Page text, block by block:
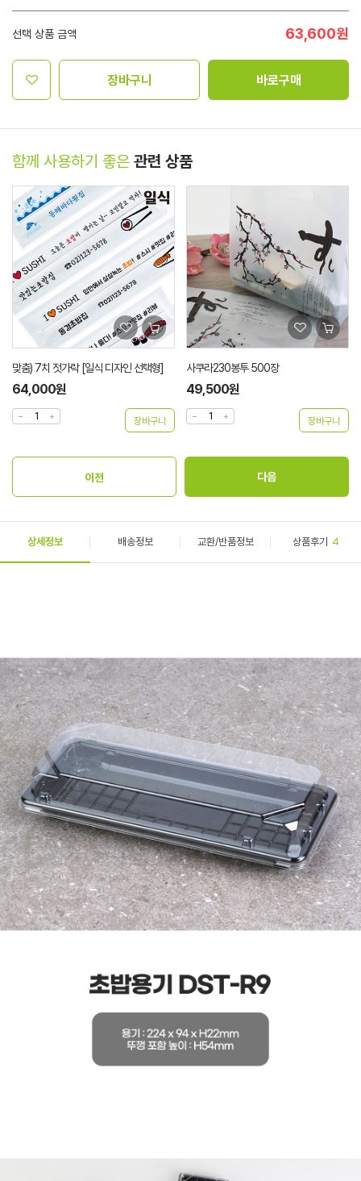
선택 상품 금액 63,600원
장바구니 바로구매
함께 사용하기 좋은 관련 상품
맞춤) 7치 젓가락 [일식 디자인 선택형]
64,000원
사쿠라230봉투 500장
49,500원
상세정보 배송정보 교환/반품정보 상품후기 4